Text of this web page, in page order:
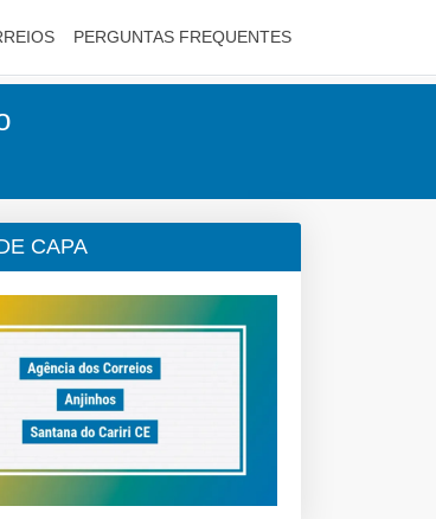
PERGUNTAS FREQUENTES
CAPA